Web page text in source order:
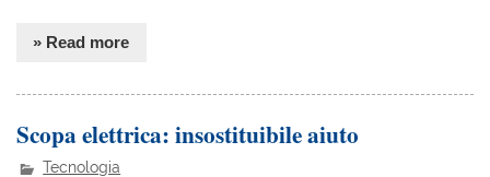
» Read more
Scopa elettrica: insostituibile aiuto
Tecnologia